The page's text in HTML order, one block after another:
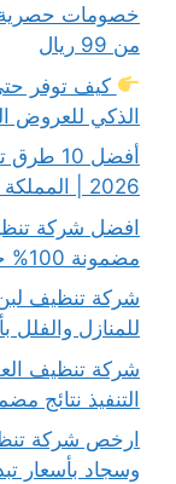
خصومات حصرية
من 99 ريال
الذكي للعروض
أفضل
2026 | المملكة لخدمات التنظيف
افضل شركة
مضمونة 100% خدمة 24 ساعة احجز الان
شركة تنظيف
للمنازل والفلل
التنفيذ نتائج
ارخص شركة
وسجاد بأسعار تبدأ من